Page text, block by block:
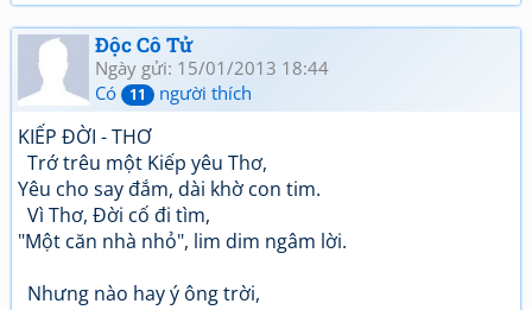
Độc Cô Tử
Ngày gửi: 15/01/2013 18:44
Có
11 người thích
KIẾP ĐỜI - THƠ
Trớ trêu một Kiếp yêu Thơ,
Yêu cho say đắm, dài khờ con tim.
Vì Thơ, Đời cố đi tìm,
"Một căn nhà nhỏ", lim dim ngâm lời.
Nhưng nào hay ý ông trời,